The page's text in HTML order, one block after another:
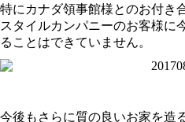
特にカナダ領事館様とのお付き
スタイルカンパニーのお客様に
ることはできていません。
今後もさらに質の良いお家を造